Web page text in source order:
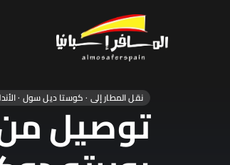
نقل المطار إلى · كوستا ديل سول ·
توصيل